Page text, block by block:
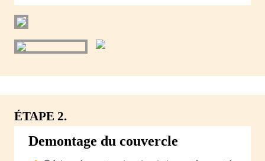
ÉTAPE 2.
Demontage du couvercle